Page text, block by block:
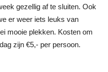
gezellig af te sluiten. Ook
er weer iets leuks van
mooie plekken. Kosten om
zijn €5,- per persoon.